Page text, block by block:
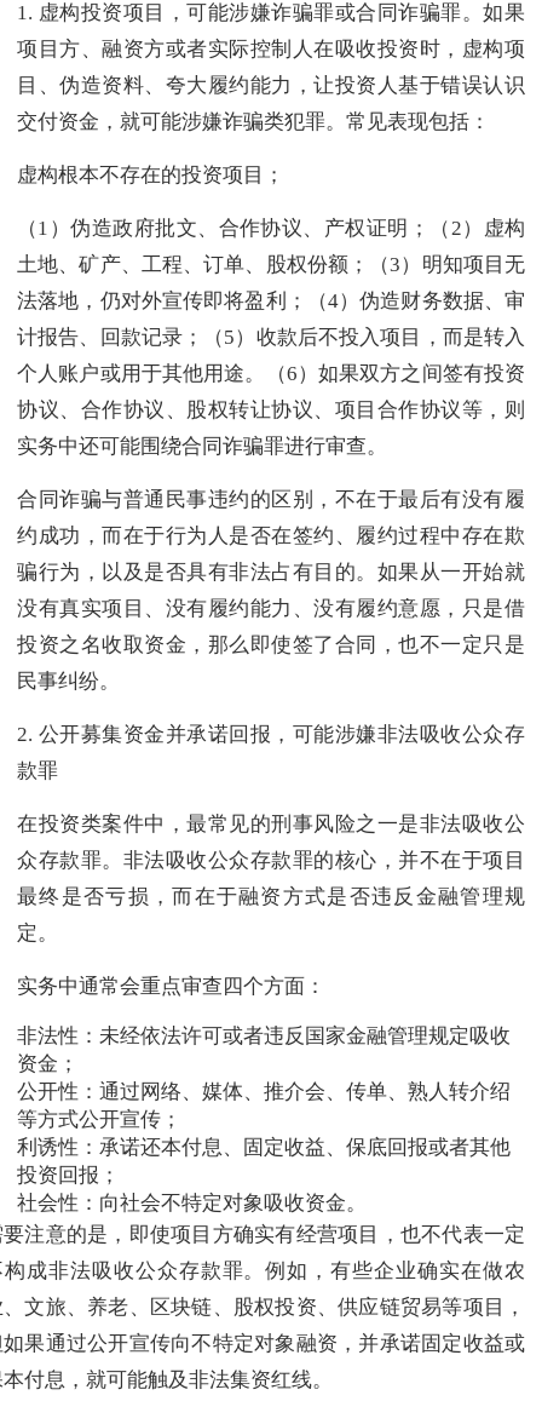
1. 虚构投资项目，可能涉嫌诈骗罪或合同诈骗罪。如果
项目方、融资方或者实际控制人在吸收投资时，虚构项
目、伪造资料、夸大履约能力，让投资人基于错误认识
交付资金，就可能涉嫌诈骗类犯罪。常见表现包括：
虚构根本不存在的投资项目；
（1）伪造政府批文、合作协议、产权证明；（2）虚构
土地、矿产、工程、订单、股权份额；（3）明知项目无
法落地，仍对外宣传即将盈利；（4）伪造财务数据、审
计报告、回款记录；（5）收款后不投入项目，而是转入
个人账户或用于其他用途。（6）如果双方之间签有投资
协议、合作协议、股权转让协议、项目合作协议等，则
实务中还可能围绕合同诈骗罪进行审查。
合同诈骗与普通民事违约的区别，不在于最后有没有履
约成功，而在于行为人是否在签约、履约过程中存在欺
骗行为，以及是否具有非法占有目的。如果从一开始就
没有真实项目、没有履约能力、没有履约意愿，只是借
投资之名收取资金，那么即使签了合同，也不一定只是
民事纠纷。
2. 公开募集资金并承诺回报，可能涉嫌非法吸收公众存
款罪
在投资类案件中，最常见的刑事风险之一是非法吸收公
众存款罪。非法吸收公众存款罪的核心，并不在于项目
最终是否亏损，而在于融资方式是否违反金融管理规
定。
实务中通常会重点审查四个方面：
非法性：未经依法许可或者违反国家金融管理规定吸收
资金；
公开性：通过网络、媒体、推介会、传单、熟人转介绍
等方式公开宣传；
利诱性：承诺还本付息、固定收益、保底回报或者其他
投资回报；
社会性：向社会不特定对象吸收资金。
注意的是，即使项目方确实有经营项目，也不代表一定
构成非法吸收公众存款罪。例如，有些企业确实在做农
文旅、养老、区块链、股权投资、供应链贸易等项目，
果通过公开宣传向不特定对象融资，并承诺固定收益或
付息，就可能触及非法集资红线。